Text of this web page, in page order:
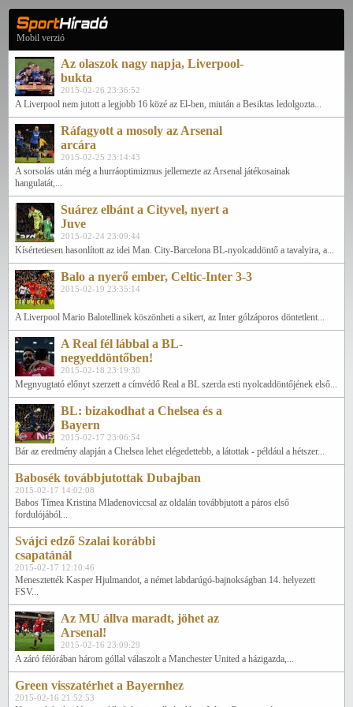
Mobil verzió
Az olaszok nagy napja, Liverpool-
bukta
2015-02-26 23:36:52
A Liverpool nem jutott a legjobb 16 közé az El-ben, miután a Besiktas ledolgozta...
Ráfagyott a mosoly az Arsenal
arcára
2015-02-25 23:14:43
A sorsolás után még a hurráoptimizmus jellemezte az Arsenal játékosainak
hangulatát,...
Suárez elbánt a Cityvel, nyert a
Juve
2015-02-24 23:09:44
Kísértetiesen hasonlított az idei Man. City-Barcelona BL-nyolcaddöntő a tavalyira, a...
Balo a nyerő ember, Celtic-Inter 3-3
2015-02-19 23:35:14
A Liverpool Mario Balotellinek köszönheti a sikert, az Inter gólzáporos döntetlent...
A Real fél lábbal a BL-
negyeddöntőben!
2015-02-18 23:19:30
Megnyugtató előnyt szerzett a címvédő Real a BL szerda esti nyolcaddöntőjének első...
BL: bizakodhat a Chelsea és a
Bayern
2015-02-17 23:06:54
Bár az eredmény alapján a Chelsea lehet elégedettebb, a látottak - például a hétszer...
Babosék továbbjutottak Dubajban
2015-02-17 14:02:08
Babos Tímea Kristina Mladenoviccsal az oldalán továbbjutott a páros első
fordulójából...
Svájci edző Szalai korábbi
csapatánál
2015-02-17 12:10:46
Menesztették Kasper Hjulmandot, a német labdarúgó-bajnokságban 14. helyezett
FSV...
Az MU állva maradt, jöhet az
Arsenal!
2015-02-16 23:09:29
A záró félórában három góllal válaszolt a Manchester United a házigazda,...
Green visszatérhet a Bayernhez
2015-02-16 21:52:53